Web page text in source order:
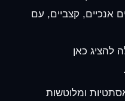
אנכיים, קצביים, עם
להציג כאן
ומלוטשות